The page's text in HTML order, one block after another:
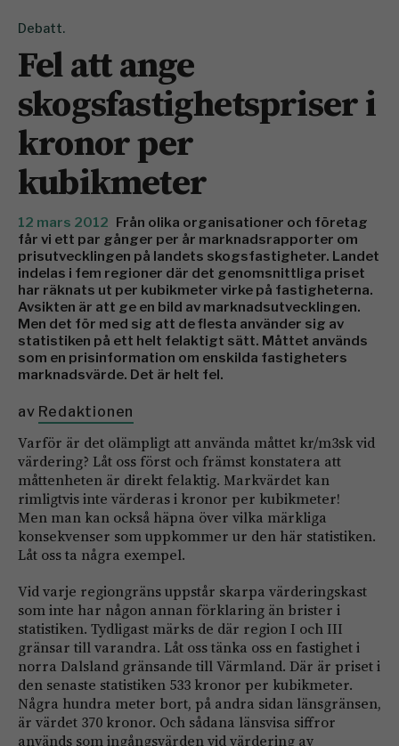
Debatt.
Fel att ange
skogsfastighetspriser i
kronor per
kubikmeter
12 mars 2012 Från olika organisationer och företag
får vi ett par gånger per år marknadsrapporter om
prisutvecklingen på landets skogsfastigheter. Landet
indelas i fem regioner där det genomsnittliga priset
har räknats ut per kubikmeter virke på fastigheterna.
Avsikten är att ge en bild av marknadsutvecklingen.
Men det för med sig att de flesta använder sig av
statistiken på ett helt felaktigt sätt. Måttet används
som en prisinformation om enskilda fastigheters
marknadsvärde. Det är helt fel.
av Redaktionen
Varför är det olämpligt att använda måttet kr/m3sk vid
värdering? Låt oss först och främst konstatera att
måttenheten är direkt felaktig. Markvärdet kan
rimligtvis inte värderas i kronor per kubikmeter!
Men man kan också häpna över vilka märkliga
konsekvenser som uppkommer ur den här statistiken.
Låt oss ta några exempel.
Vid varje regiongräns uppstår skarpa värderingskast
som inte har någon annan förklaring än brister i
statistiken. Tydligast märks de där region I och III
gränsar till varandra. Låt oss tänka oss en fastighet i
norra Dalsland gränsande till Värmland. Där är priset i
den senaste statistiken 533 kronor per kubikmeter.
Några hundra meter bort, på andra sidan länsgränsen,
är värdet 370 kronor. Och sådana länsvisa siffror
används som ingångsvärden vid värdering av